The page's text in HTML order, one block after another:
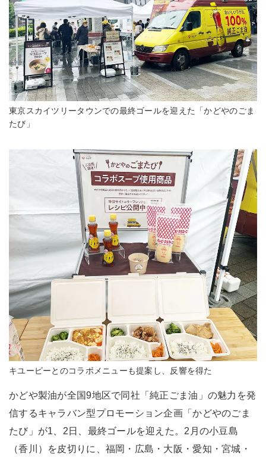
東京スカイツリータウンでの最終ゴールを迎えた「かどやのごま
たび」
キユーピーとのコラボメニューも提案し、反響を得た
かどや製油が全国9地区で同社「純正ごま油」の魅力を発
信するキャラバン型プロモーション企画「かどやのごま
たび」が1、2日、最終ゴールを迎えた。2月の小豆島
（香川）を皮切りに、福岡・広島・大阪・愛知・宮城・